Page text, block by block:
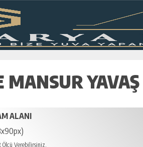
kimine zehir
MANSUR
ALANI
Ölçü Verebilirsiniz.